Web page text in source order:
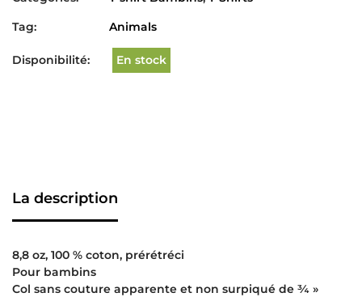
Tag:
Animals
Disponibilité: En stock
La description
8,8 oz, 100 % coton, prérétréci
Pour bambins
Col sans couture apparente et non surpiqué de ¾ »